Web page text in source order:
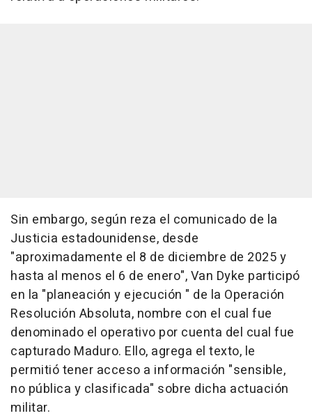
Sin embargo, según reza el comunicado de la
Justicia estadounidense, desde
"aproximadamente el 8 de diciembre de 2025 y
hasta al menos el 6 de enero", Van Dyke participó
en la "planeación y ejecución " de la Operación
Resolución Absoluta, nombre con el cual fue
denominado el operativo por cuenta del cual fue
capturado Maduro. Ello, agrega el texto, le
permitió tener acceso a información "sensible,
no pública y clasificada" sobre dicha actuación
militar.